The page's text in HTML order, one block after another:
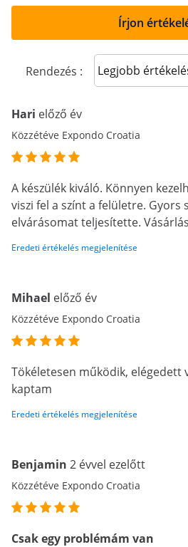
Írjon
Rendezés : Sort reviews
Hari előző év
Közzétéve Expondo Croatia
A készülék kiváló. Könnyen
viszi fel a színt a felületre. Gyors
elvárásomat teljesítette.
Eredeti értékelés megjelenítése
Mihael előző év
Közzétéve Expondo Croatia
Tökéletesen működik, elégedett
kaptam
Eredeti értékelés megjelenítése
Benjamin 2 évvel ezelőtt
Közzétéve Expondo Croatia
Csak egy problémám van